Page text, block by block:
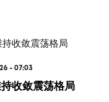
- 07:03
收敛震荡格局